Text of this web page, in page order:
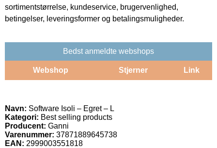
sortimentstørrelse, kundeservice, brugervenlighed,
betingelser, leveringsformer og betalingsmuligheder.
Bedst anmeldte webshops
Webshop Stjerner Link
Navn: Software Isoli – Egret – L
Kategori: Best selling products
Producent: Ganni
Varenummer: 37871889645738
EAN: 2999003551818